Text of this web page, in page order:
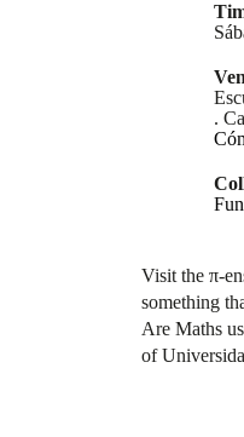
.
Visit the π-
something
Are Maths
of